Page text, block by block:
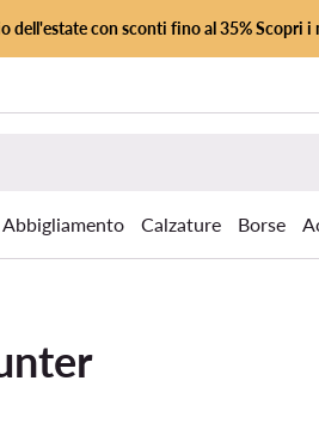
dell'estate con sconti fino al 35% Scopri
Abbigliamento Calzature Borse